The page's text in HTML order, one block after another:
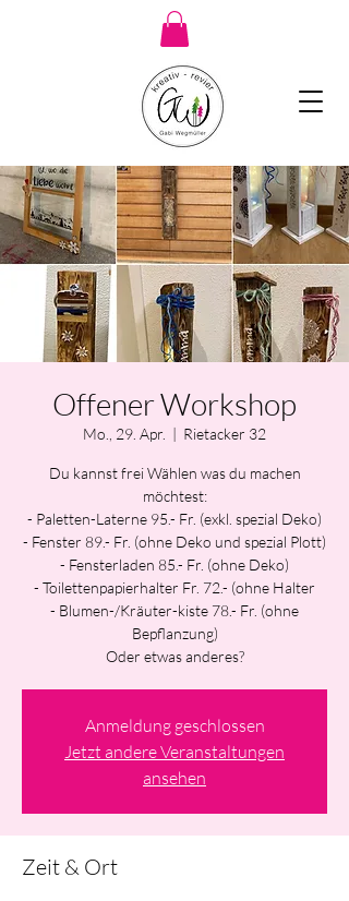
Offener Workshop
Mo., 29. Apr. Rietacker 32
Du kannst frei Wählen was du machen
möchtest:
- Paletten-Laterne 95.- Fr. (exkl. spezial Deko)
- Fenster 89.- Fr. (ohne Deko und spezial Plott)
- Fensterladen 85.- Fr. (ohne Deko)
- Toilettenpapierhalter Fr. 72.- (ohne Halter
- Blumen-/Kräuter-kiste 78.- Fr. (ohne
Bepflanzung)
Oder etwas anderes?
Anmeldung geschlossen
Jetzt andere Veranstaltungen
ansehen
Zeit & Ort